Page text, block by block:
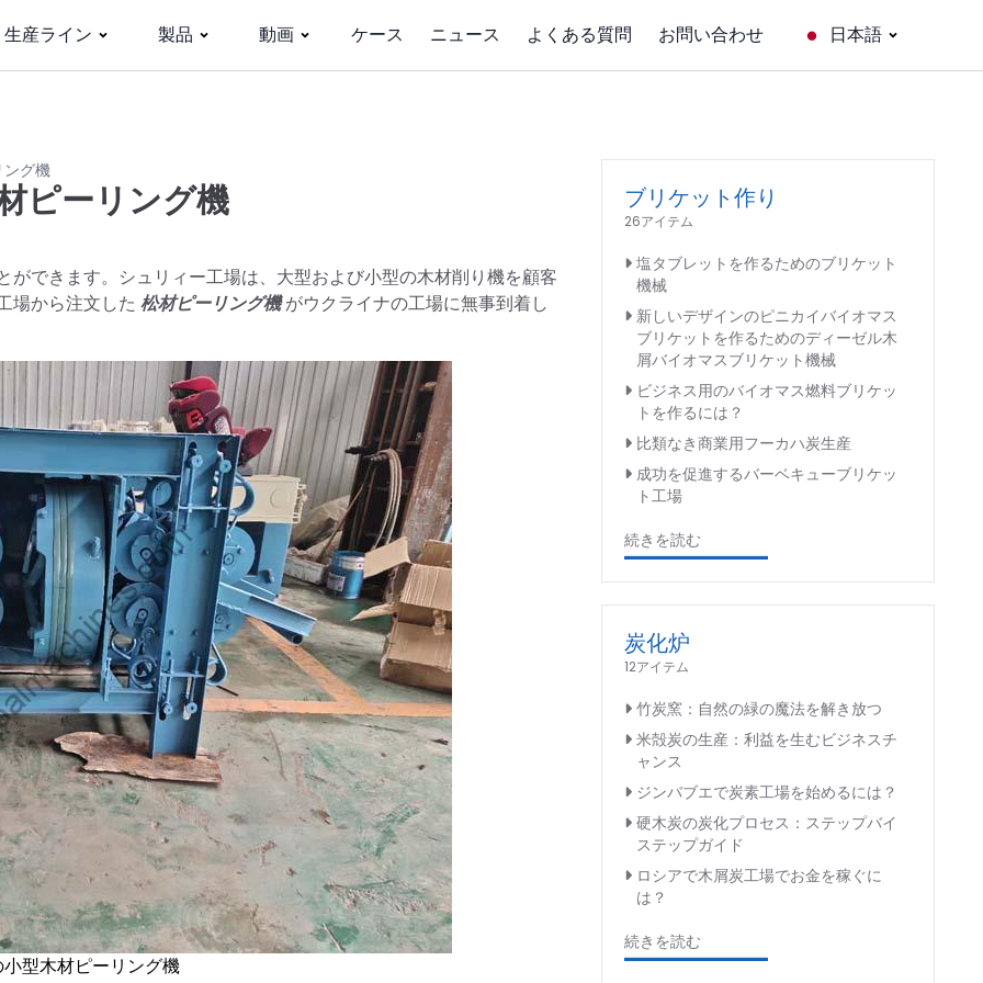
生産ライン 製品 動画 ケース ニュース よくある質問 お問い合わせ 日本語
グ機
ピーリング機
できます。シュリィー工場は、大型および小型の木材削り機を顧客
場から注文した 松材ピーリング機がウクライナの工場に無事到着し
型木材ピーリング機
ブリケット作り
26アイテム
塩タブレットを作るためのブリケット
機械
新しいデザインのピニカイバイオマス
ブリケットを作るためのディーゼル木
屑バイオマスブリケット機械
ビジネス用のバイオマス燃料ブリケッ
トを作るには？
比類なき商業用フーカハ炭生産
成功を促進するバーベキューブリケッ
ト工場
続きを読む
炭化炉
12アイテム
竹炭窯：自然の緑の魔法を解き放つ
米殻炭の生産：利益を生むビジネスチ
ャンス
ジンバブエで炭素工場を始めるには？
硬木炭の炭化プロセス：ステップバイ
ステップガイド
ロシアで木屑炭工場でお金を稼ぐに
は？
続きを読む